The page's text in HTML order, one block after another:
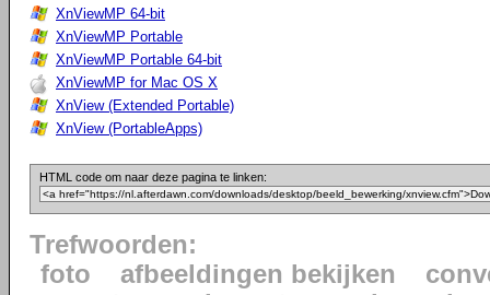
XnViewMP 64-bit
XnViewMP Portable
XnViewMP Portable 64-bit
XnViewMP for Mac OS X
XnView (Extended Portable)
XnView (PortableApps)
HTML code om naar deze pagina te linken:
Trefwoorden:
foto
afbeeldingen bekijken